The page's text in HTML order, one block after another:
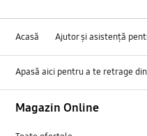
Acasă Ajutor și asistență
Apasă aici pentru a te retrage
Magazin Online